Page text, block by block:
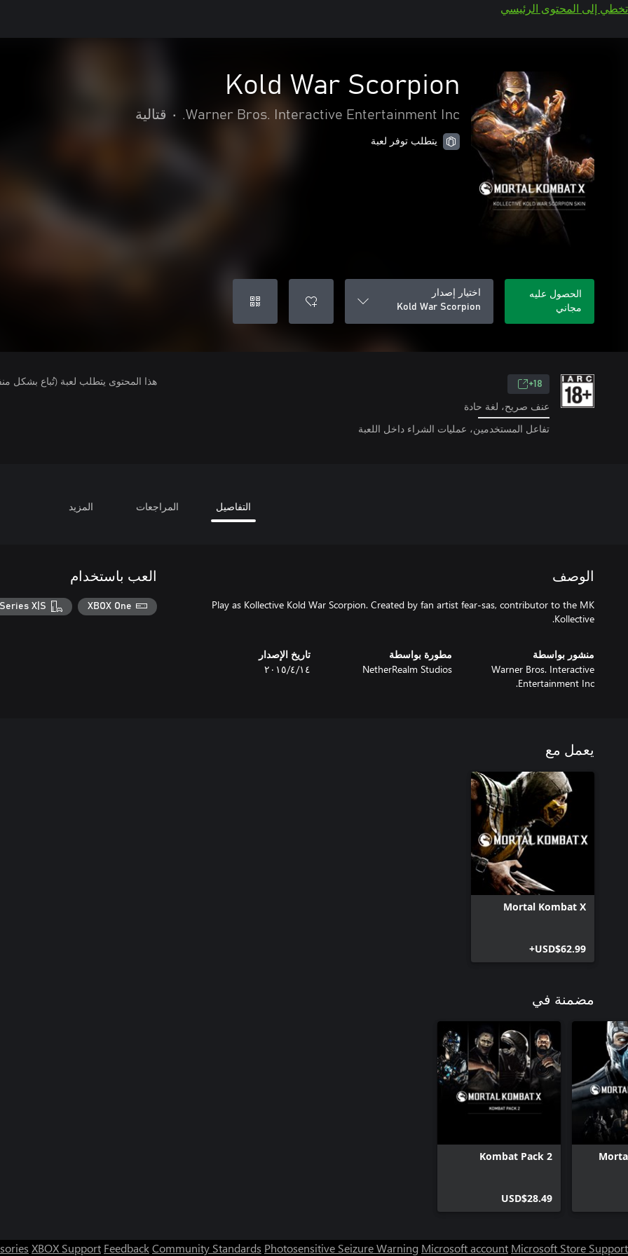
تخطي إلى المحتوى الرئيسي
Kold War Scorpion
Warner Bros. Interactive Entertainment Inc.
• قتالية
يتطلب توفر لعبة
الحصول عليه
مجاني
اختيار إصدار
Kold War Scorpion
18+
عنف صريح، لغة حادة
تفاعل المستخدمين، عمليات الشراء داخل اللعبة
هذا المحتوى يتطلب لعبة (تُباع بشكل
التفاصيل المراجعات المزيد
الوصف
Play as Kollective Kold War Scorpion. Created by fan artist fear-sas, contributor to the MK
Kollective.
منشور بواسطة
Warner Bros. Interactive
Entertainment Inc.
مطورة بواسطة
NetherRealm Studios
تاريخ الإصدار
١٤‏/٤‏/٢٠١٥
العب باستخدام
XBOX One
X|S
يعمل مع
Mortal Kombat X
USD$62.99+
مضمنة في
Kombat Pack 2
USD$28.49
XBOX Support FeedbackCommunity Standards Photosensitive Seizure Warning Microsoft account Microsoft Store Support